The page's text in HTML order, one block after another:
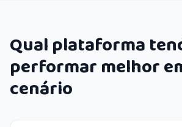
Qual plataforma
performar melhor
cenário